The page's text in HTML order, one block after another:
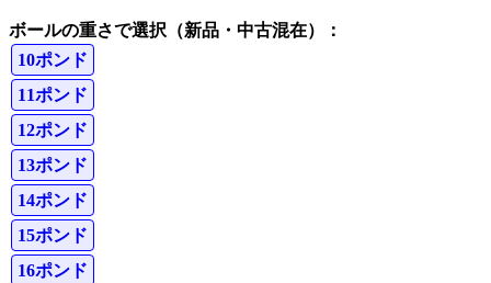
ボールの重さで選択（新品・中古混在）：
10ポンド
11ポンド
12ポンド
13ポンド
14ポンド
15ポンド
16ポンド